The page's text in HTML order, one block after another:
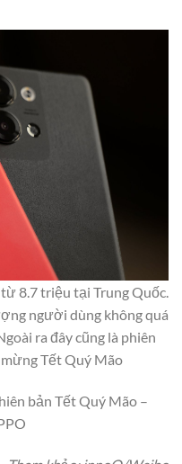
8.7 triệu tại Trung Quốc.
người dùng không quá
ra đây cũng là phiên
Tết Quý Mão
bản Tết Quý Mão –